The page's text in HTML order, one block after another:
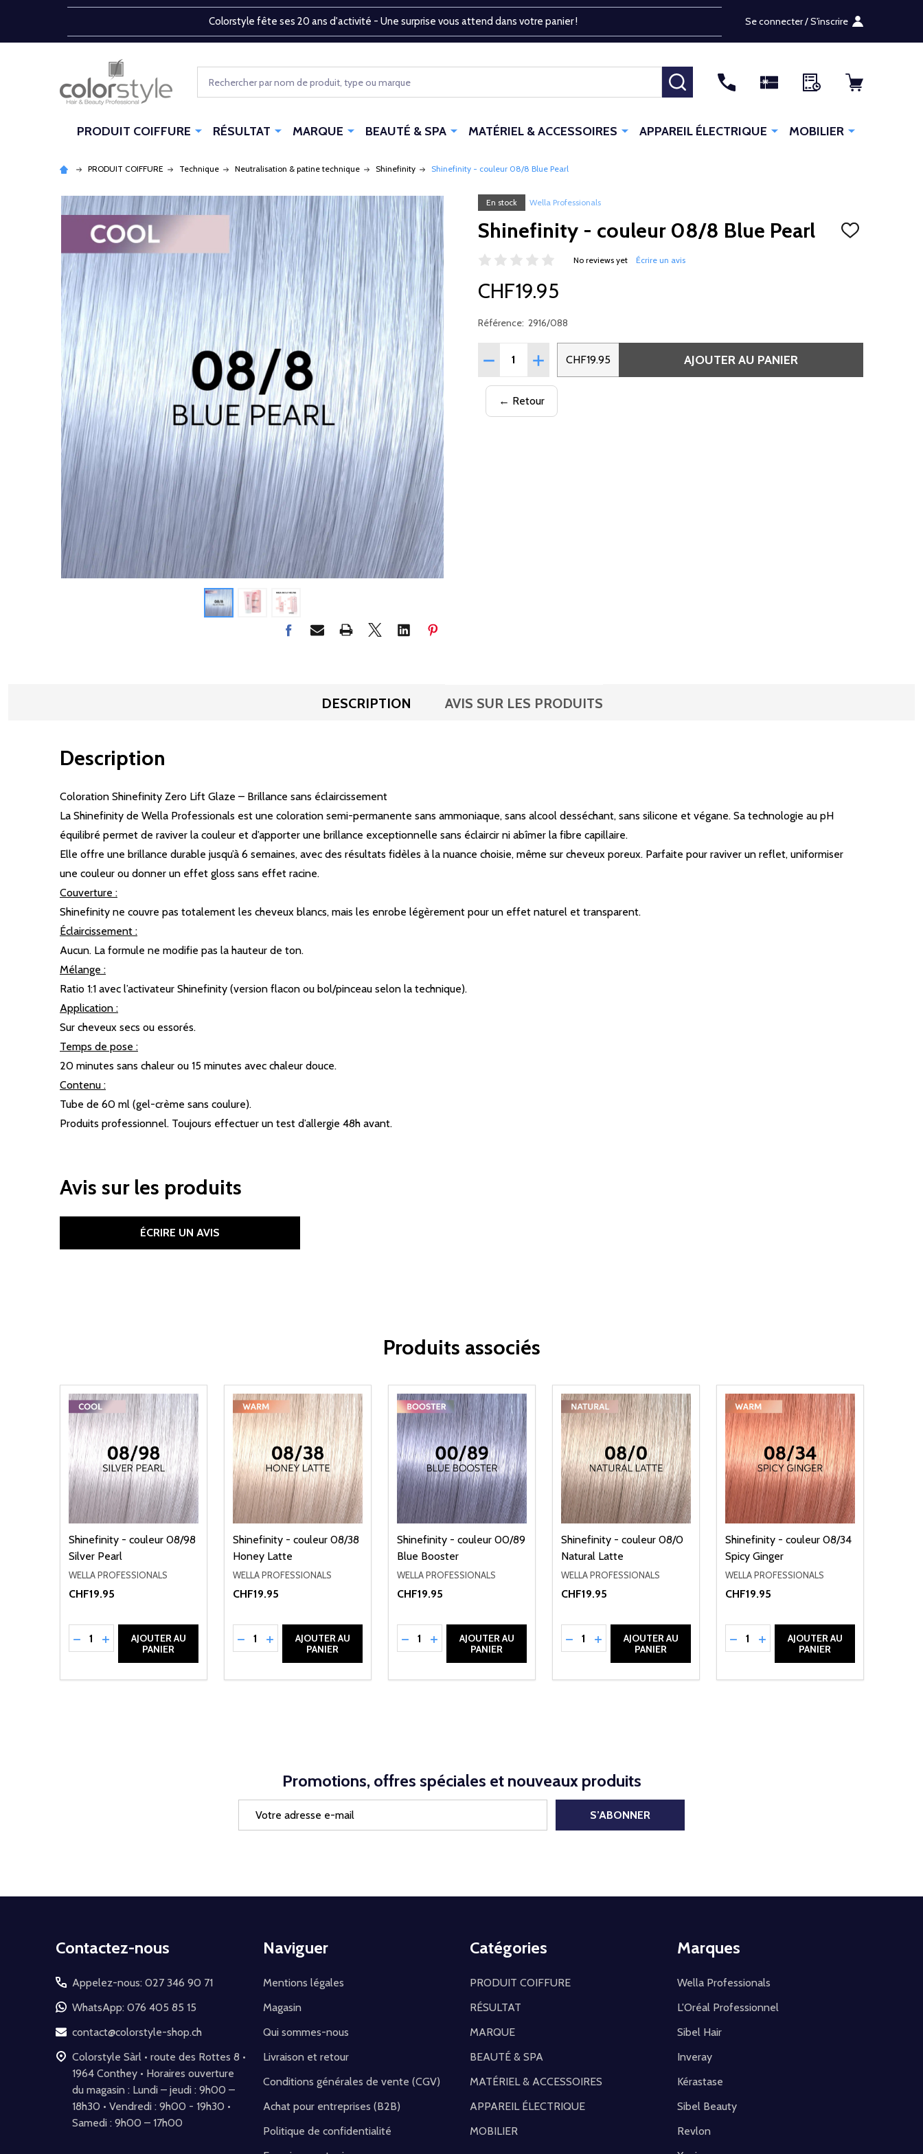
Colorstyle fête ses 20 ans d'activité - Une surprise vous attend dans votre panier ! Se connecter / S'inscrire
RECHERCHER
PRODUIT COIFFURE RÉSULTAT MARQUE BEAUTÉ & SPA MATÉRIEL & ACCESSOIRES APPAREIL ÉLECTRIQUE MOBILIER
PRODUIT COIFFURE Technique Neutralisation & patine technique Shinefinity Shinefinity - couleur 08/8 Blue Pearl
En stock Wella Professionals
Shinefinity - couleur 08/8 Blue Pearl
AJOUTER
No reviews yet Écrire un avis
CHF19.95
Référence: 2916/088
Quantité:
RÉDUIRE LA QUANTITÉ DE SHINEFINITY - COULEUR 08/8 BLUE PEARL
AUGMENTER LA QUANTITÉ DE SHINEFINITY - COULEUR 08/8 BLUE PEARL
CHF19.95 AJOUTER AU PANIER
← Retour
DESCRIPTION AVIS SUR LES PRODUITS
Description
Coloration Shinefinity Zero Lift Glaze – Brillance sans éclaircissement
La Shinefinity de Wella Professionals est une coloration semi-permanente sans ammoniaque, sans alcool desséchant, sans silicone et végane. Sa technologie au pH
équilibré permet de raviver la couleur et d’apporter une brillance exceptionnelle sans éclaircir ni abîmer la fibre capillaire.
Elle offre une brillance durable jusqu’à 6 semaines, avec des résultats fidèles à la nuance choisie, même sur cheveux poreux. Parfaite pour raviver un reflet, uniformiser
une couleur ou donner un effet gloss sans effet racine.
Couverture :
Shinefinity ne couvre pas totalement les cheveux blancs, mais les enrobe légèrement pour un effet naturel et transparent.
Éclaircissement :
Aucun. La formule ne modifie pas la hauteur de ton.
Mélange :
Ratio 1:1 avec l’activateur Shinefinity (version flacon ou bol/pinceau selon la technique).
Application :
Sur cheveux secs ou essorés.
Temps de pose :
20 minutes sans chaleur ou 15 minutes avec chaleur douce.
Contenu :
Tube de 60 ml (gel-crème sans coulure).
Produits professionnel. Toujours effectuer un test d’allergie 48h avant.
Avis sur les produits
ÉCRIRE UN AVIS
Produits associés
Shinefinity - couleur 08/98
Silver Pearl
WELLA PROFESSIONALS
CHF19.95
Quantité:
RÉDUIRE LA QUANTITÉ DE UNDEFINED
AUGMENTER LA QUANTITÉ DE UNDEFINED
AJOUTER AU
PANIER
Shinefinity - couleur 08/38
Honey Latte
WELLA PROFESSIONALS
CHF19.95
Quantité:
RÉDUIRE LA QUANTITÉ DE UNDEFINED
AUGMENTER LA QUANTITÉ DE UNDEFINED
AJOUTER AU
PANIER
Shinefinity - couleur 00/89
Blue Booster
WELLA PROFESSIONALS
CHF19.95
Quantité:
RÉDUIRE LA QUANTITÉ DE UNDEFINED
AUGMENTER LA QUANTITÉ DE UNDEFINED
AJOUTER AU
PANIER
Shinefinity - couleur 08/0
Natural Latte
WELLA PROFESSIONALS
CHF19.95
Quantité:
RÉDUIRE LA QUANTITÉ DE UNDEFINED
AUGMENTER LA QUANTITÉ DE UNDEFINED
AJOUTER AU
PANIER
Shinefinity - couleur 08/34
Spicy Ginger
WELLA PROFESSIONALS
CHF19.95
Quantité:
RÉDUIRE LA QUANTITÉ DE
AUGMENTER LA QUANTITÉ DE
AJOUTER AU
PANIER
Promotions, offres spéciales et nouveaux produits
S’ABONNER
Contactez-nous
Appelez-nous: 027 346 90 71
WhatsApp: 076 405 85 15
contact@colorstyle-shop.ch
Colorstyle Sàrl • route des Rottes 8 •
1964 Conthey • Horaires ouverture
du magasin : Lundi – jeudi : 9h00 –
18h30 • Vendredi : 9h00 - 19h30 •
Samedi : 9h00 – 17h00
Naviguer
Mentions légales
Magasin
Qui sommes-nous
Livraison et retour
Conditions générales de vente (CGV)
Achat pour entreprises (B2B)
Politique de confidentialité
Catégories
PRODUIT COIFFURE
RÉSULTAT
MARQUE
BEAUTÉ & SPA
MATÉRIEL & ACCESSOIRES
APPAREIL ÉLECTRIQUE
MOBILIER
Marques
Wella Professionals
L'Oréal Professionnel
Sibel Hair
Inveray
Kérastase
Sibel Beauty
Revlon